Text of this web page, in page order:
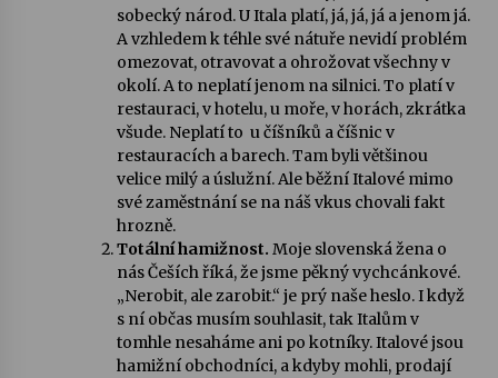
sobecký národ. U Itala platí, já, já, já a jenom já.
A vzhledem k téhle své nátuře nevidí problém
omezovat, otravovat a ohrožovat všechny v
okolí. A to neplatí jenom na silnici. To platí v
restauraci, v hotelu, u moře, v horách, zkrátka
všude. Neplatí to u číšníků a číšnic v
restauracích a barech. Tam byli většinou
velice milý a úslužní. Ale běžní Italové mimo
své zaměstnání se na náš vkus chovali fakt
hrozně.
Totální hamižnost. Moje slovenská žena o
nás Češích říká, že jsme pěkný vychcánkové.
„Nerobit, ale zarobit.“ je prý naše heslo. I když
s ní občas musím souhlasit, tak Italům v
tomhle nesaháme ani po kotníky. Italové jsou
hamižní obchodníci, a kdyby mohli, prodají